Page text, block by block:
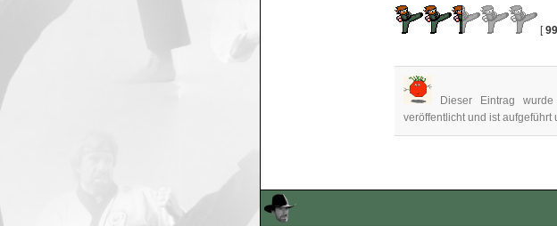
[99
Dieser Eintrag
veröffentlicht und ist aufgeführt